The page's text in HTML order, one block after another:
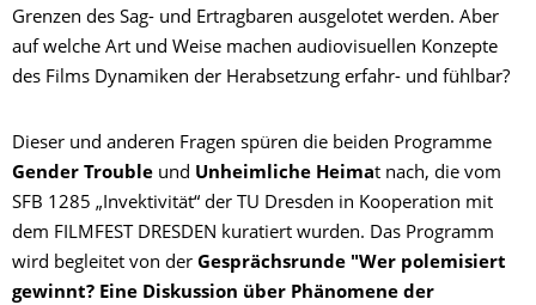
Grenzen des Sag- und Ertragbaren ausgelotet werden. Aber
auf welche Art und Weise machen audiovisuellen Konzepte
des Films Dynamiken der Herabsetzung erfahr- und fühlbar?
Dieser und anderen Fragen spüren die beiden Programme
Gender Trouble und Unheimliche Heimat nach, die vom
SFB 1285 „Invektivität“ der TU Dresden in Kooperation mit
dem FILMFEST DRESDEN kuratiert wurden. Das Programm
wird begleitet von der Gesprächsrunde "Wer polemisiert
gewinnt? Eine Diskussion über Phänomene der